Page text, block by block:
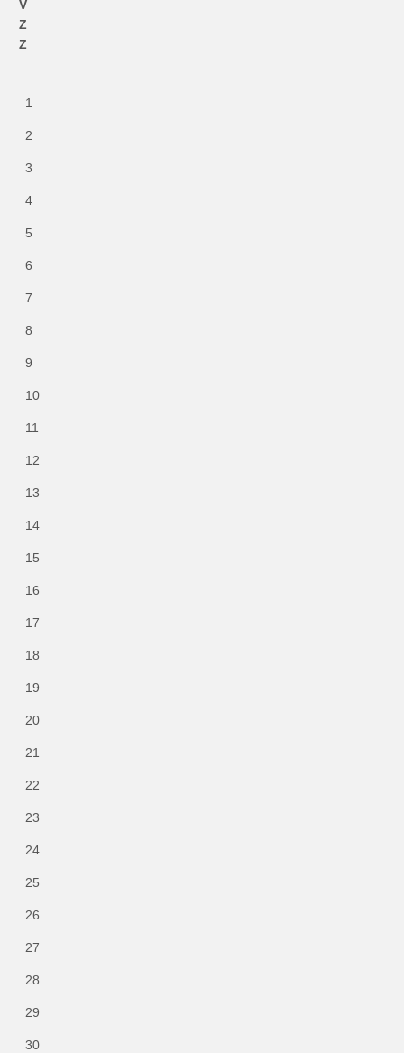
V
Z
Z
1
2
3
4
5
6
7
8
9
10
11
12
13
14
15
16
17
18
19
20
21
22
23
24
25
26
27
28
29
30